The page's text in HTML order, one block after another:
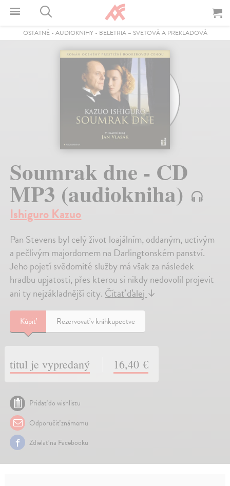
OSTATNÉ- AUDIOKNIHY- BELETRIA – SVETOVÁ A PREKLADOVÁ
Soumrak dne - CD
MP3 (audiokniha)
Ishiguro Kazuo
Pan Stevens byl celý život loajálním, oddaným, uctivým
a pečlivým majordomem na Darlingtonském panství.
Jeho pojetí svědomité služby má však za následek
hradbu upjatosti, přes kterou si nikdy nedovolil projevit
ani ty nejzákladnější city.Čítať ďalej↓
Kúpiť Rezervovať v kníhkupectve
titul je vypredaný 16,40 €
Pridať do wishlistu
Odporučiť známemu
Zdielať na Facebooku